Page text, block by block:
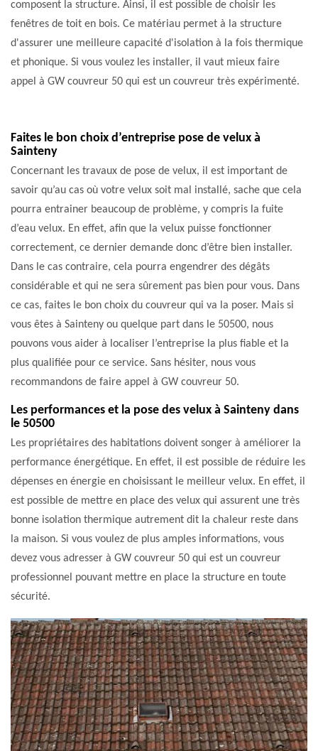
composent la structure. Ainsi, il est possible de choisir les
fenêtres de toit en bois. Ce matériau permet à la structure
d'assurer une meilleure capacité d'isolation à la fois thermique
et phonique. Si vous voulez les installer, il vaut mieux faire
appel à GW couvreur 50 qui est un couvreur très expérimenté.
Faites le bon choix d’entreprise pose de velux à
Sainteny
Concernant les travaux de pose de velux, il est important de
savoir qu’au cas où votre velux soit mal installé, sache que cela
pourra entrainer beaucoup de problème, y compris la fuite
d’eau velux. En effet, afin que la velux puisse fonctionner
correctement, ce dernier demande donc d’être bien installer.
Dans le cas contraire, cela pourra engendrer des dégâts
considérable et qui ne sera sûrement pas bien pour vous. Dans
ce cas, faites le bon choix du couvreur qui va la poser. Mais si
vous êtes à Sainteny ou quelque part dans le 50500, nous
pouvons vous aider à localiser l’entreprise la plus fiable et la
plus qualifiée pour ce service. Sans hésiter, nous vous
recommandons de faire appel à GW couvreur 50.
Les performances et la pose des velux à Sainteny dans
le 50500
Les propriétaires des habitations doivent songer à améliorer la
performance énergétique. En effet, il est possible de réduire les
dépenses en énergie en choisissant le meilleur velux. En effet, il
est possible de mettre en place des velux qui assurent une très
bonne isolation thermique autrement dit la chaleur reste dans
la maison. Si vous voulez de plus amples informations, vous
devez vous adresser à GW couvreur 50 qui est un couvreur
professionnel pouvant mettre en place la structure en toute
sécurité.